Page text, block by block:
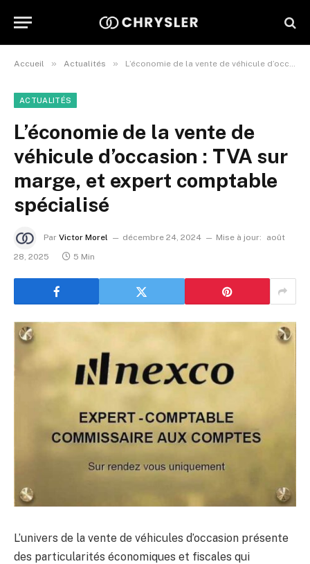
Accueil » Actualités » L’économie de la vente de véhicule d’occasion : TVA sur marge, et expert comptable spécialisé
ACTUALITÉS
L’économie de la vente de
véhicule d’occasion : TVA sur
marge, et expert comptable
spécialisé
Par Victor Morel décembre 24, 2024 Mise à jour:
août
28, 2025
5 Min
L’univers de la vente de véhicules d’occasion présente
des particularités économiques et fiscales qui